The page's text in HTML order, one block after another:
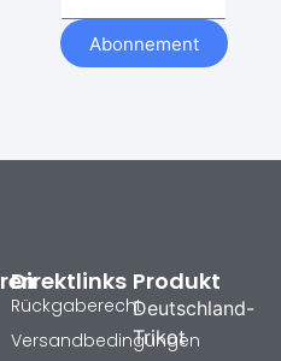
Abonnement
Produkt
Deutschland-
Trikot
Direktlinks
Rückgaberecht
Versandbedingungen